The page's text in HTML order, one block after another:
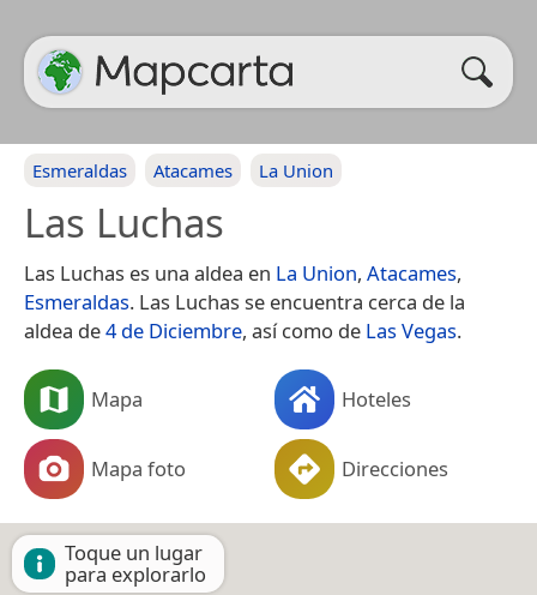
Esmeraldas Atacames La Union
Las Luchas
Las Luchas es una aldea en La Union, Atacames,
Esmeraldas. Las Luchas se encuentra cerca de la
aldea de4 de Diciembre, así como de Las Vegas.
Mapa Hoteles
Mapa foto Direcciones
Toque un lugar
para explorarlo